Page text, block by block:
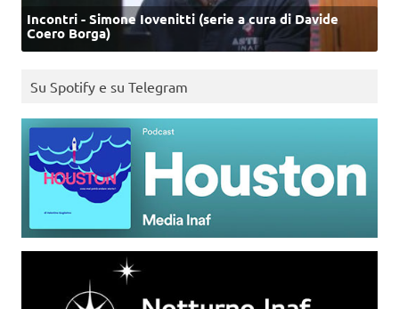
Incontri - Simone Iovenitti (serie a cura di Davide
Coero Borga)
Su Spotify e su Telegram